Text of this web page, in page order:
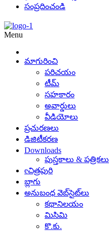
సంప్రదించండి
Menu
మాగురించి
పరిచయం
టీమ్
సహకారం
అవార్డులు
వీడియోలు
ప్రచురణలు
డిజిటీకరణ
Downloads
పుస్తకాలు & పత్రికలు
eచిత్రపురి
బ్లాగు
అనుబంధ వెబ్‌సైట్‌లు
కథానిలయం
మిసిమి
కొ.కు.